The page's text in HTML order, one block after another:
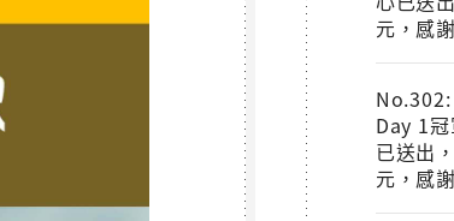
元，感
Day 1
已送出
元，感